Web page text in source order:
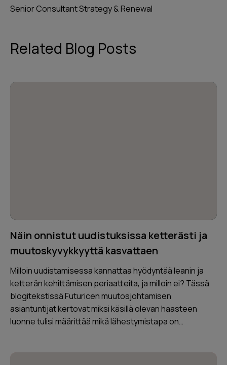
Senior Consultant Strategy & Renewal
Related Blog Posts
Näin onnistut uudistuksissa ketterästi ja
muutoskyvykkyyttä kasvattaen
Milloin uudistamisessa kannattaa hyödyntää leanin ja
ketterän kehittämisen periaatteita, ja milloin ei? Tässä
blogitekstissä Futuricen muutosjohtamisen
asiantuntijat kertovat miksi käsillä olevan haasteen
luonne tulisi määrittää mikä lähestymistapa on…